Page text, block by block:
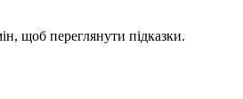
щоб переглянути підказки.